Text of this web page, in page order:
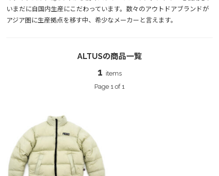
いまだに自国内生産にこだわっています。数々のアウトドアブランドが
アジア圏に生産拠点を移す中、希少なメーカーと言えます。
ALTUSの商品一覧
1 items
Page 1 of 1